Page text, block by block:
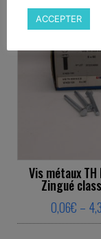
Vis métaux TH
Zingué
0,06€ –
ACCEPTER